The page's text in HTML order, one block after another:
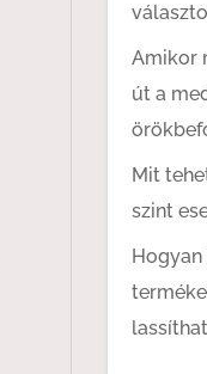
Amikor
út a
Mit
szint